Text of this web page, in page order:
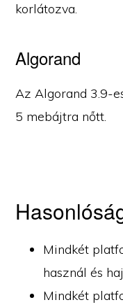
korlátozva.
Algorand
Az Algorand 3.9-
5 mebájtra nőtt.
Mindkét
használ és
Mindkét